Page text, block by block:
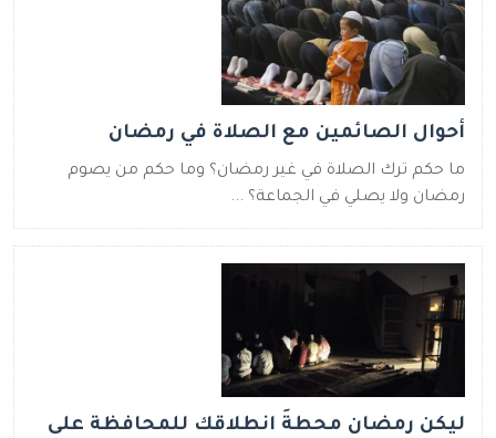
أحوال الصائمين مع الصلاة في رمضان
ما حكم ترك الصلاة في غير رمضان؟ وما حكم من يصوم
رمضان ولا يصلي في الجماعة؟ ...
ليكن رمضان محطةَ انطلاقك للمحافظة على